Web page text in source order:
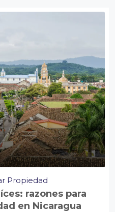
Propiedad
razones para
en Nicaragua